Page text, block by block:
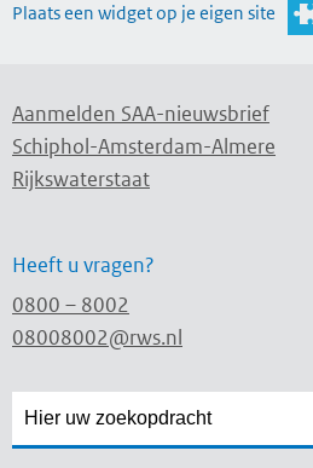
Plaats een widget op je eigen site
Aanmelden SAA-nieuwsbrief
Schiphol-Amsterdam-Almere
Rijkswaterstaat
Heeft u vragen?
0800 – 8002
08008002@rws.nl